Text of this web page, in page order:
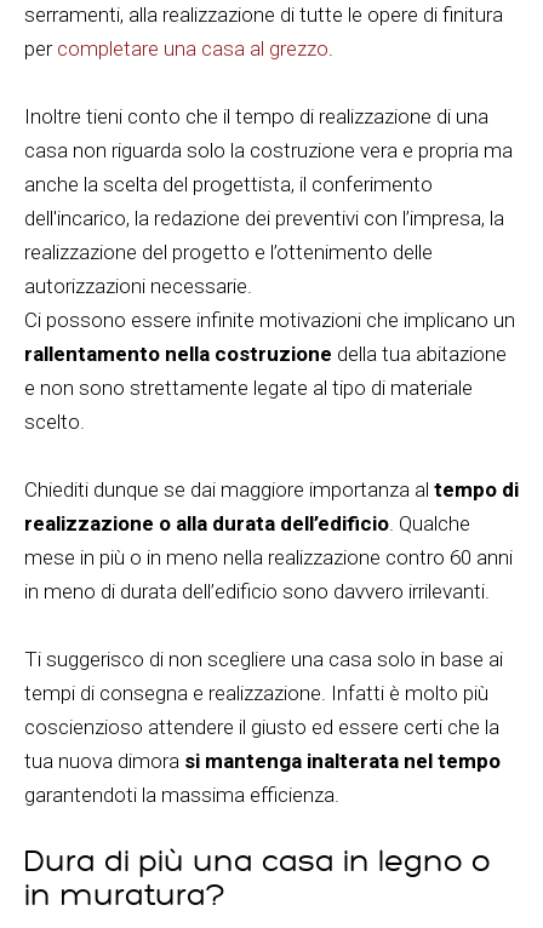
serramenti, alla realizzazione di tutte le opere di finitura
per completare una casa al grezzo.
Inoltre tieni conto che il tempo di realizzazione di una
casa non riguarda solo la costruzione vera e propria ma
anche la scelta del progettista, il conferimento
dell'incarico, la redazione dei preventivi con l’impresa, la
realizzazione del progetto e l’ottenimento delle
autorizzazioni necessarie.
Ci possono essere infinite motivazioni che implicano un
rallentamento nella costruzione della tua abitazione
e non sono strettamente legate al tipo di materiale
scelto.
Chiediti dunque se dai maggiore importanza al tempo di
realizzazione o alla durata dell’edificio. Qualche
mese in più o in meno nella realizzazione contro 60 anni
in meno di durata dell’edificio sono davvero irrilevanti.
Ti suggerisco di non scegliere una casa solo in base ai
tempi di consegna e realizzazione. Infatti è molto più
coscienzioso attendere il giusto ed essere certi che la
tua nuova dimora si mantenga inalterata nel tempo
garantendoti la massima efficienza.
Dura di più una casa in legno o
in muratura?